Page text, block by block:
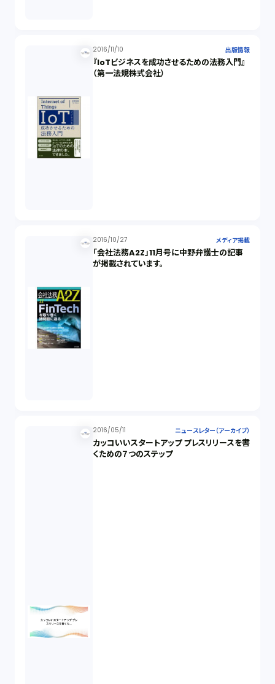
2016/11/10 出版情報
『IoTビジネスを成功させるための法務入門』
（第一法規株式会社）
2016/10/27 メディア掲載
「会社法務A2Z」11月号に中野弁護士の記事
が掲載されています。
2016/05/11 ニュースレター（アーカイブ）
カッコいいスタートアップ プレスリリースを書
くための７つのステップ